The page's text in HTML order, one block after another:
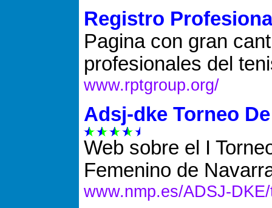
Registro
Pagina con gran
profesionales del
www.rptgroup.org/
Adsj-dke Torneo
Web sobre el I
Femenino de
www.nmp.es/ADSJ-